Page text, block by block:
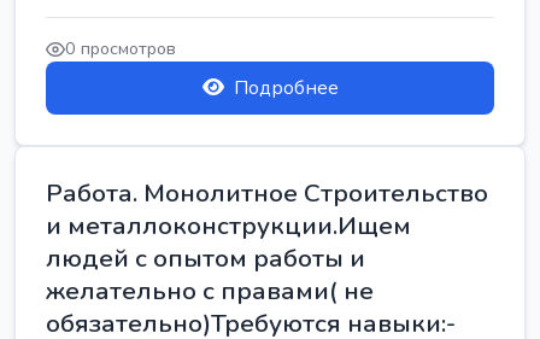
0 просмотров
Подробнее
Работа. Монолитное Строительство
и металлоконструкции.Ищем
людей с опытом работы и
желательно с правами( не
обязательно)Требуются навыки:-